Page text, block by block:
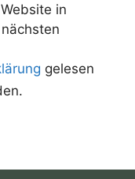
in
gelesen